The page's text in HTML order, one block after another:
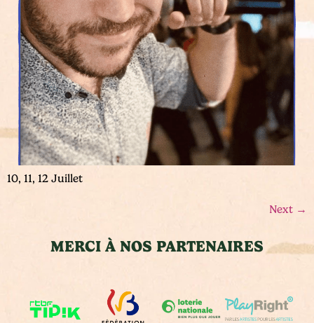
10, 11, 12 Juillet
Next →
MERCI À NOS PARTENAIRES